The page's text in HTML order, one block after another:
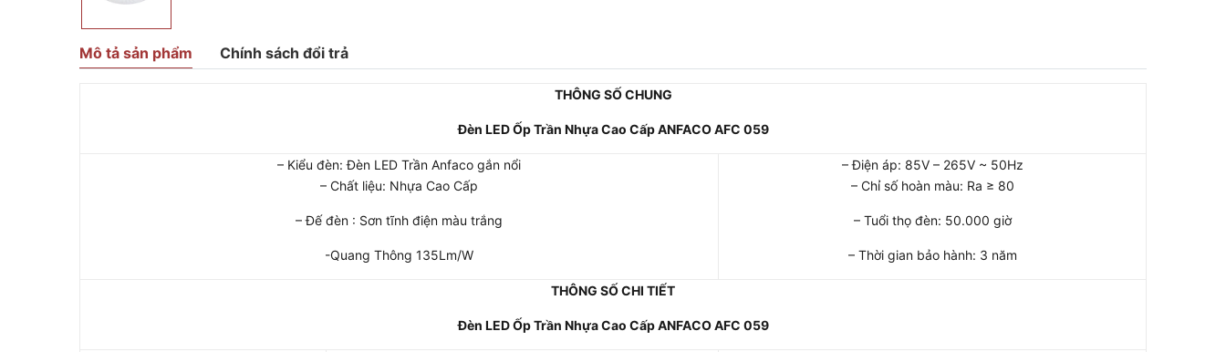
Mô tả sản phẩm Chính sách đổi trả
THÔNG​ SỐ CHUNG
Đèn LED Ốp Trần Nhựa Cao Cấp ANFACO AFC 059
– Kiểu đèn: Đèn LED Trần Anfaco gắn nổi
– Chất liệu: Nhựa Cao Cấp
– Đế đèn : Sơn tĩnh điện màu trắng
-Quang Thông 135Lm/W
– Điện áp: 85V – 265V ~ 50Hz
– Chỉ số hoàn màu: Ra ≥ 80
– Tuổi thọ đèn: 50.000 giờ
– Thời gian bảo hành: 3 năm
THÔNG SỐ CHI TIẾT
Đèn LED Ốp Trần Nhựa Cao Cấp ANFACO AFC 059